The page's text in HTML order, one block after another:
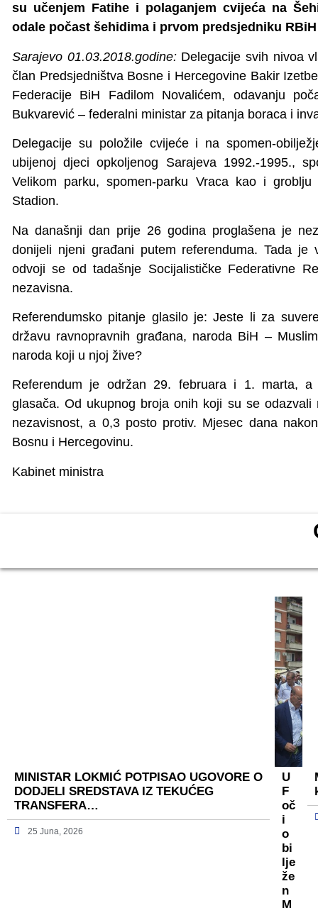
su učenjem Fatihe i polaganjem cvijeća na
odale počast šehidima i prvom predsjedniku
Sarajevo 01.03.2018.godine:Delegacije svih nivoa
član Predsjedništva Bosne i Hercegovine Bakir
Federacije BiH Fadilom Novalićem, odavanju
Bukvarević – federalni ministar za pitanja boraca i
Delegacije su položile cvijeće i na spomen-
ubijenoj djeci opkoljenog Sarajeva 1992.-1995.,
Velikom parku, spomen-parku Vraca kao i
Stadion.
Na današnji dan prije 26 godina proglašena je
donijeli njeni građani putem referenduma. Tada
odvoji se od tadašnje Socijalističke Federativne
nezavisna.
Referendumsko pitanje glasilo je: Jeste li za
državu ravnopravnih građana, naroda BiH –
naroda koji u njoj žive?
Referendum je održan 29. februara i 1. marta,
glasača. Od ukupnog broja onih koji su se
nezavisnost, a 0,3 posto protiv. Mjesec dana
Bosnu i Hercegovinu.
Kabinet ministra
MINISTAR LOKMIĆ POTPISAO UGOVORE O
DODJELI SREDSTAVA IZ TEKUĆEG
TRANSFERA…
25 Juna, 2026
U
F
oč
i
o
bi
lje
že
n
M